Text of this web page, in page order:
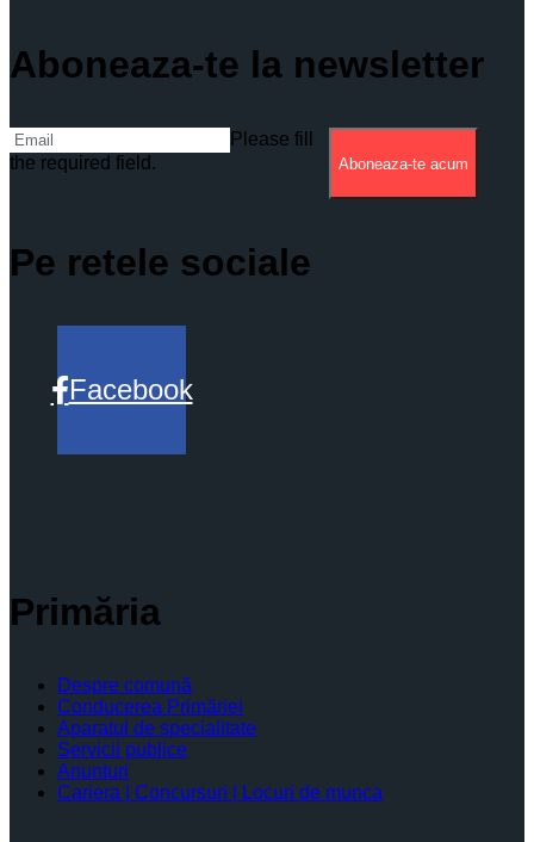
Aboneaza-te la newsletter
Please fill
the required field.
Aboneaza-te acum
Pe retele sociale
Facebook
Primăria
Despre comună
Conducerea Primăriei
Aparatul de specialitate
Servicii publice
Anunturi
Cariera | Concursuri | Locuri de munca